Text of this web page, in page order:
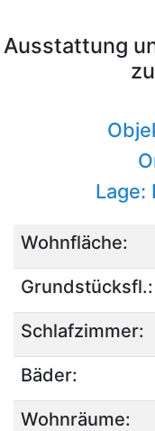
Ausstattung
Lage:
Wohnfläche:
Grundstücksfl.:
Schlafzimmer:
Bäder:
Wohnräume: